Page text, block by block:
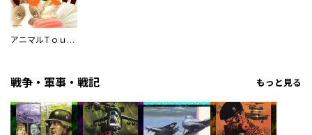
アニマルTｏｕｃｈ
戦争・軍事・戦記 もっと見る